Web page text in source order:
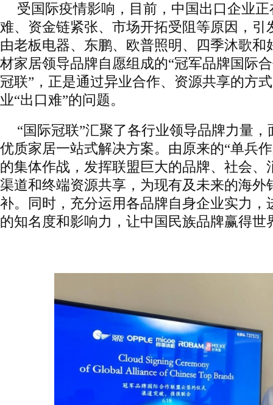
受国际疫情影响，目前，中国出口企业
难、资金链紧张、市场开拓受阻等原因，引
由老板电器、东鹏、欧普照明、四季沐歌和
材家居领导品牌自愿组成的“冠军品牌国际
冠联”，正是通过异业合作、资源共享的方
业“出口难”的问题。
“国际冠联”汇聚了各行业领导品牌力量
优质家居一站式解决方案。由原来的“单兵
的集体作战，发挥联盟巨大的品牌、社会、
渠道和终端资源共享，为现有及未来的海外
补。同时，充分运用各品牌自身企业实力，
的知名度和影响力，让中国民族品牌赢得世